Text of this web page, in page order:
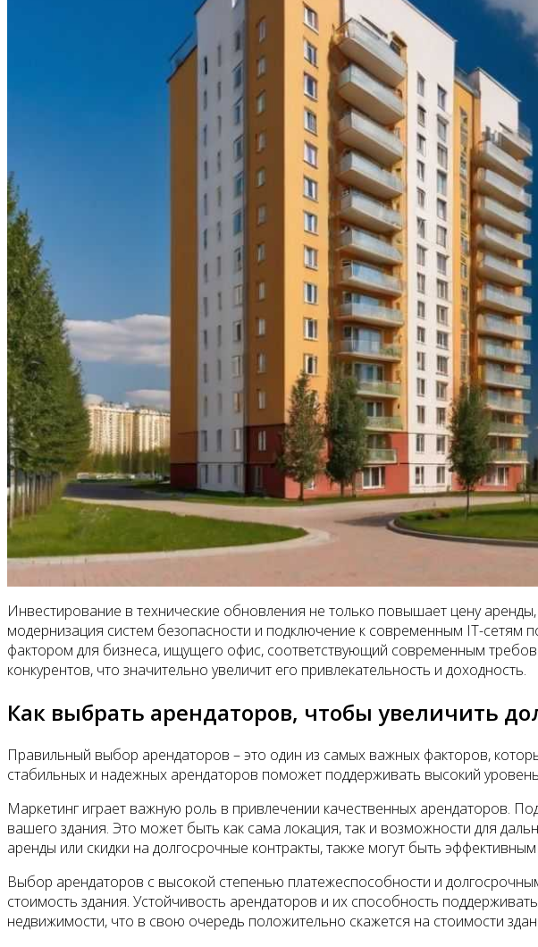
Инвестирование в технические обновления не только повышает цену
модернизация систем безопасности и подключение к современным IT-сетям
фактором для бизнеса, ищущего офис, соответствующий современным
конкурентов, что значительно увеличит его привлекательность и доходность.
Как выбрать арендаторов, чтобы увеличить
Правильный выбор арендаторов – это один из самых важных факторов,
стабильных и надежных арендаторов поможет поддерживать высокий
Маркетинг играет важную роль в привлечении качественных арендаторов.
вашего здания. Это может быть как сама локация, так и возможности для
аренды или скидки на долгосрочные контракты, также могут быть
Выбор арендаторов с высокой степенью платежеспособности и
стоимость здания. Устойчивость арендаторов и их способность
недвижимости, что в свою очередь положительно скажется на стоимости